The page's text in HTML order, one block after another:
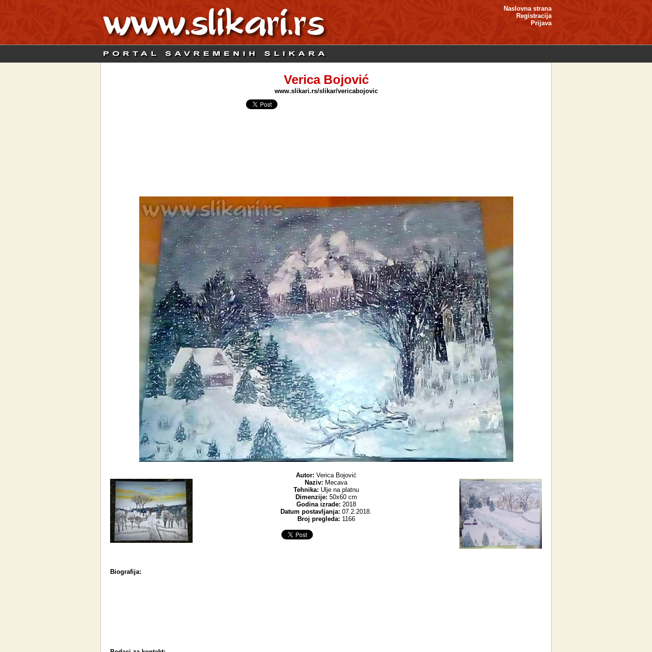
Naslovna strana
Registracija
Prijava
Verica Bojović
www.slikari.rs/slikar/vericabojovic
Autor: Verica Bojović
Naziv: Mecava
Tehnika: Ulje na platnu
Dimenzije: 50x60 cm
Godina izrade: 2018
Datum postavljanja: 07.2.2018.
Broj pregleda: 1166
Biografija: